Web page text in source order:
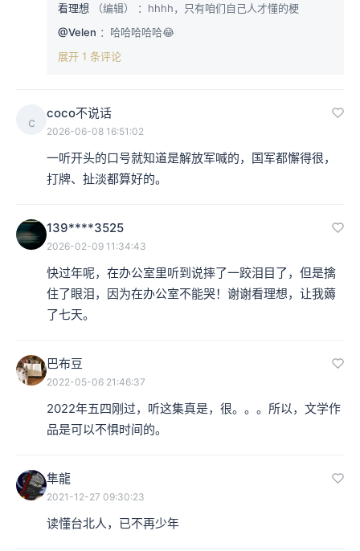
看理想 （编辑）
：hhhh，只有咱们自己人才懂的梗
@Velen ：哈哈哈哈哈😂
展开 1 条评论
c
coco不说话
2026-06-08 16:51:02
一听开头的口号就知道是解放军喊的，国军都懈得很，
打牌、扯淡都算好的。
139****3525
2026-02-09 11:34:43
快过年呢，在办公室里听到说摔了一跤泪目了，但是擒
住了眼泪，因为在办公室不能哭！谢谢看理想，让我薅
了七天。
巴布豆
2022-05-06 21:46:37
2022年五四刚过，听这集真是，很。。。所以，文学作
品是可以不惧时间的。
隼龍
2021-12-27 09:30:23
读懂台北人，已不再少年